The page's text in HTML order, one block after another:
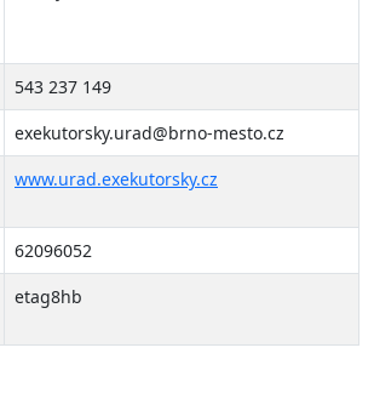
543 237 149
exekutorsky.urad@brno-mesto.cz
www.urad.exekutorsky.cz
62096052
etag8hb